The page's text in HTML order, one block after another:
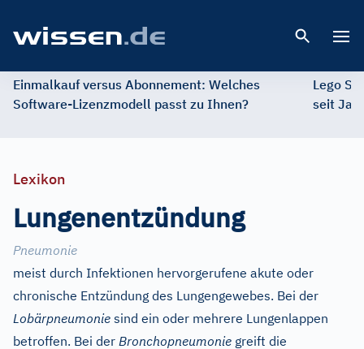
Einmalkauf versus Abonnement: Welches
Software-Lizenzmodell passt zu Ihnen?
Lego
seit
Lexikon
Lungenentzündung
Pneumonie
meist durch Infektionen hervorgerufene akute oder
chronische Entzündung des Lungengewebes. Bei der
Lobärpneumonie sind ein oder mehrere Lungenlappen
betroffen. Bei der Bronchopneumonie greift die